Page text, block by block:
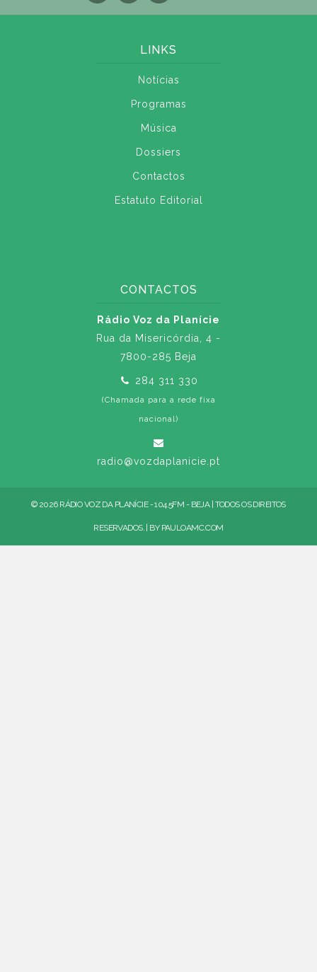
LINKS
Notícias
Programas
Música
Dossiers
Contactos
Estatuto Editorial
CONTACTOS
Rádio Voz da Planície
Rua da Misericórdia, 4 -
7800-285 Beja
284 311 330
(Chamada para a rede fixa
nacional)
radio@vozdaplanicie.pt
© 2026 RÁDIO VOZ DA PLANÍCIE - 104.5FM - BEJA | TODOS OS DIREITOS
RESERVADOS. | BY PAULOAMC.COM